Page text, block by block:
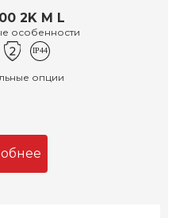
2K M L
особенности
опции